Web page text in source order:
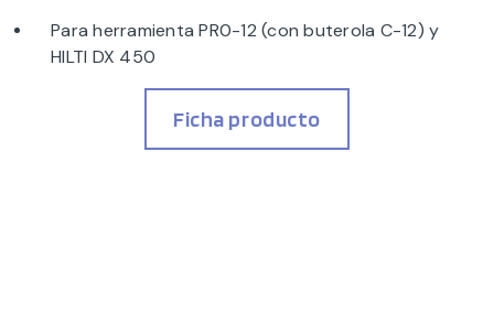
Para herramienta PR0-12 (con buterola C-12) y
HILTI DX 450
Ficha producto